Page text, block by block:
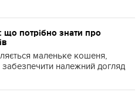
потрібно знати про
маленьке кошеня,
забезпечити належний догляд